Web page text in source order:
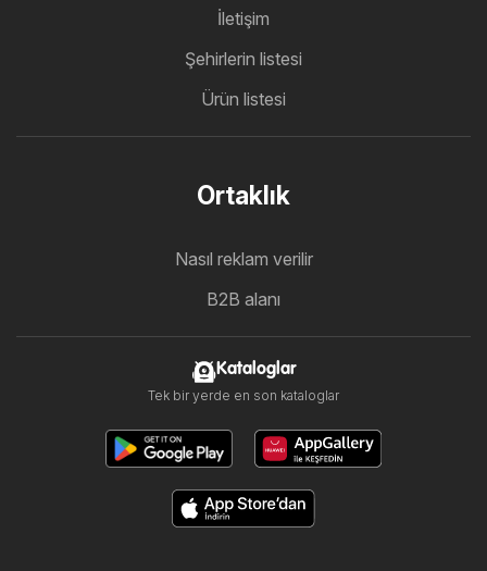
İletişim
Şehirlerin listesi
Ürün listesi
Ortaklık
Nasıl reklam verilir
B2B alanı
Kataloglar
Tek bir yerde en son kataloglar